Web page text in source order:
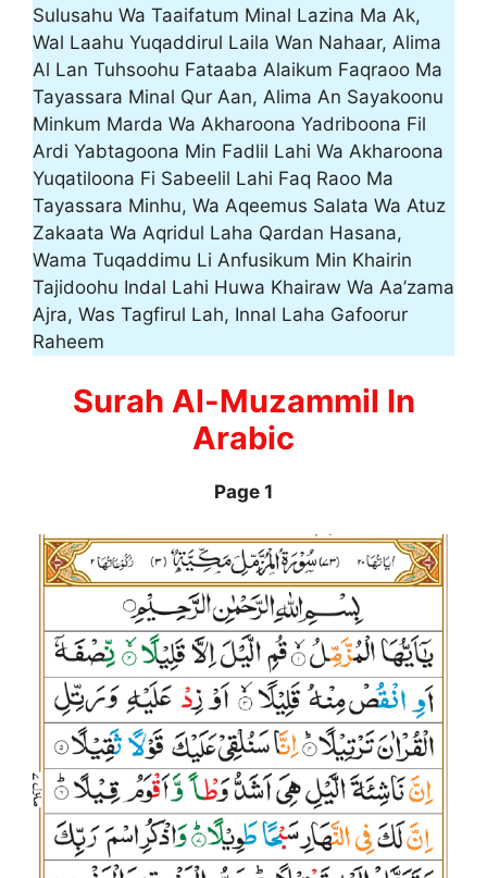
Sulusahu Wa Taaifatum Minal Lazina Ma Ak,
Wal Laahu Yuqaddirul Laila Wan Nahaar, Alima
Al Lan Tuhsoohu Fataaba Alaikum Faqraoo Ma
Tayassara Minal Qur Aan, Alima An Sayakoonu
Minkum Marda Wa Akharoona Yadriboona Fil
Ardi Yabtagoona Min Fadlil Lahi Wa Akharoona
Yuqatiloona Fi Sabeelil Lahi Faq Raoo Ma
Tayassara Minhu, Wa Aqeemus Salata Wa Atuz
Zakaata Wa Aqridul Laha Qardan Hasana,
Wama Tuqaddimu Li Anfusikum Min Khairin
Tajidoohu Indal Lahi Huwa Khairaw Wa Aa’zama
Ajra, Was Tagfirul Lah, Innal Laha Gafoorur
Raheem
Surah Al-Muzammil In
Arabic
Page 1